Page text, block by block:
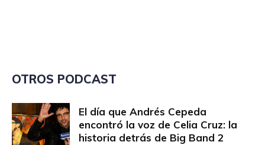
OTROS PODCAST
El día que Andrés Cepeda
encontró la voz de Celia Cruz: la
historia detrás de Big Band 2